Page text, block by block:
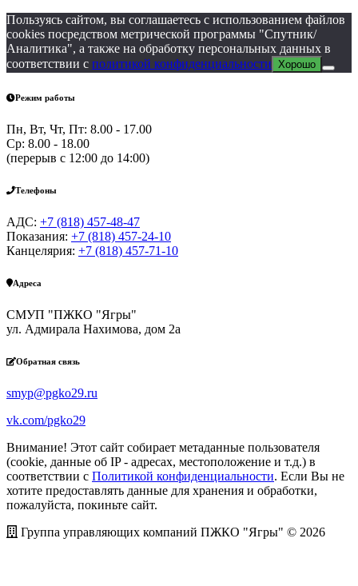
Пользуясь сайтом, вы соглашаетесь с использованием файлов
cookies посредством метрической программы "Спутник/
Аналитика", а также на обработку персональных данных в
соответствии с политикой конфиденциальности Хорошо
Режим работы
Пн, Вт, Чт, Пт: 8.00 - 17.00
Ср: 8.00 - 18.00
(перерыв с 12:00 до 14:00)
Телефоны
АДС: +7 (818) 457-48-47
Показания: +7 (818) 457-24-10
Канцелярия: +7 (818) 457-71-10
Адреса
СМУП "ПЖКО "Ягры"
ул. Адмирала Нахимова, дом 2а
Обратная связь
smyp@pgko29.ru
vk.com/pgko29
Внимание! Этот сайт собирает метаданные пользователя
(cookie, данные об IP - адресах, местоположение и т.д.) в
соответствии с Политикой конфиденциальности. Если Вы не
хотите предоставлять данные для хранения и обработки,
пожалуйста, покиньте сайт.
Группа управляющих компаний ПЖКО "Ягры" © 2026